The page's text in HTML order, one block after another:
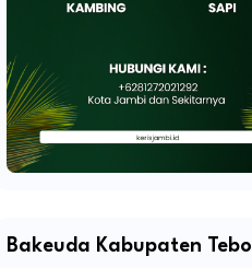
Bakeuda Kabupaten Tebo